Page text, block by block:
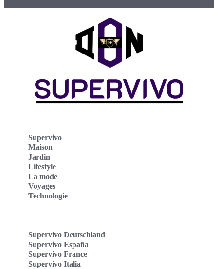
Supervivo
Maison
Jardin
Lifestyle
La mode
Voyages
Technologie
Supervivo Deutschland
Supervivo España
Supervivo France
Supervivo Italia